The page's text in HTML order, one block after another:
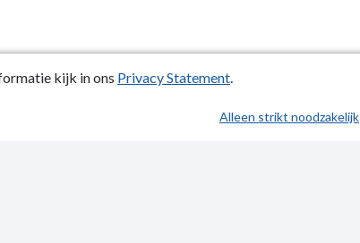
kijk in ons Privacy Statement.
Alleen strikt noodzakelijk